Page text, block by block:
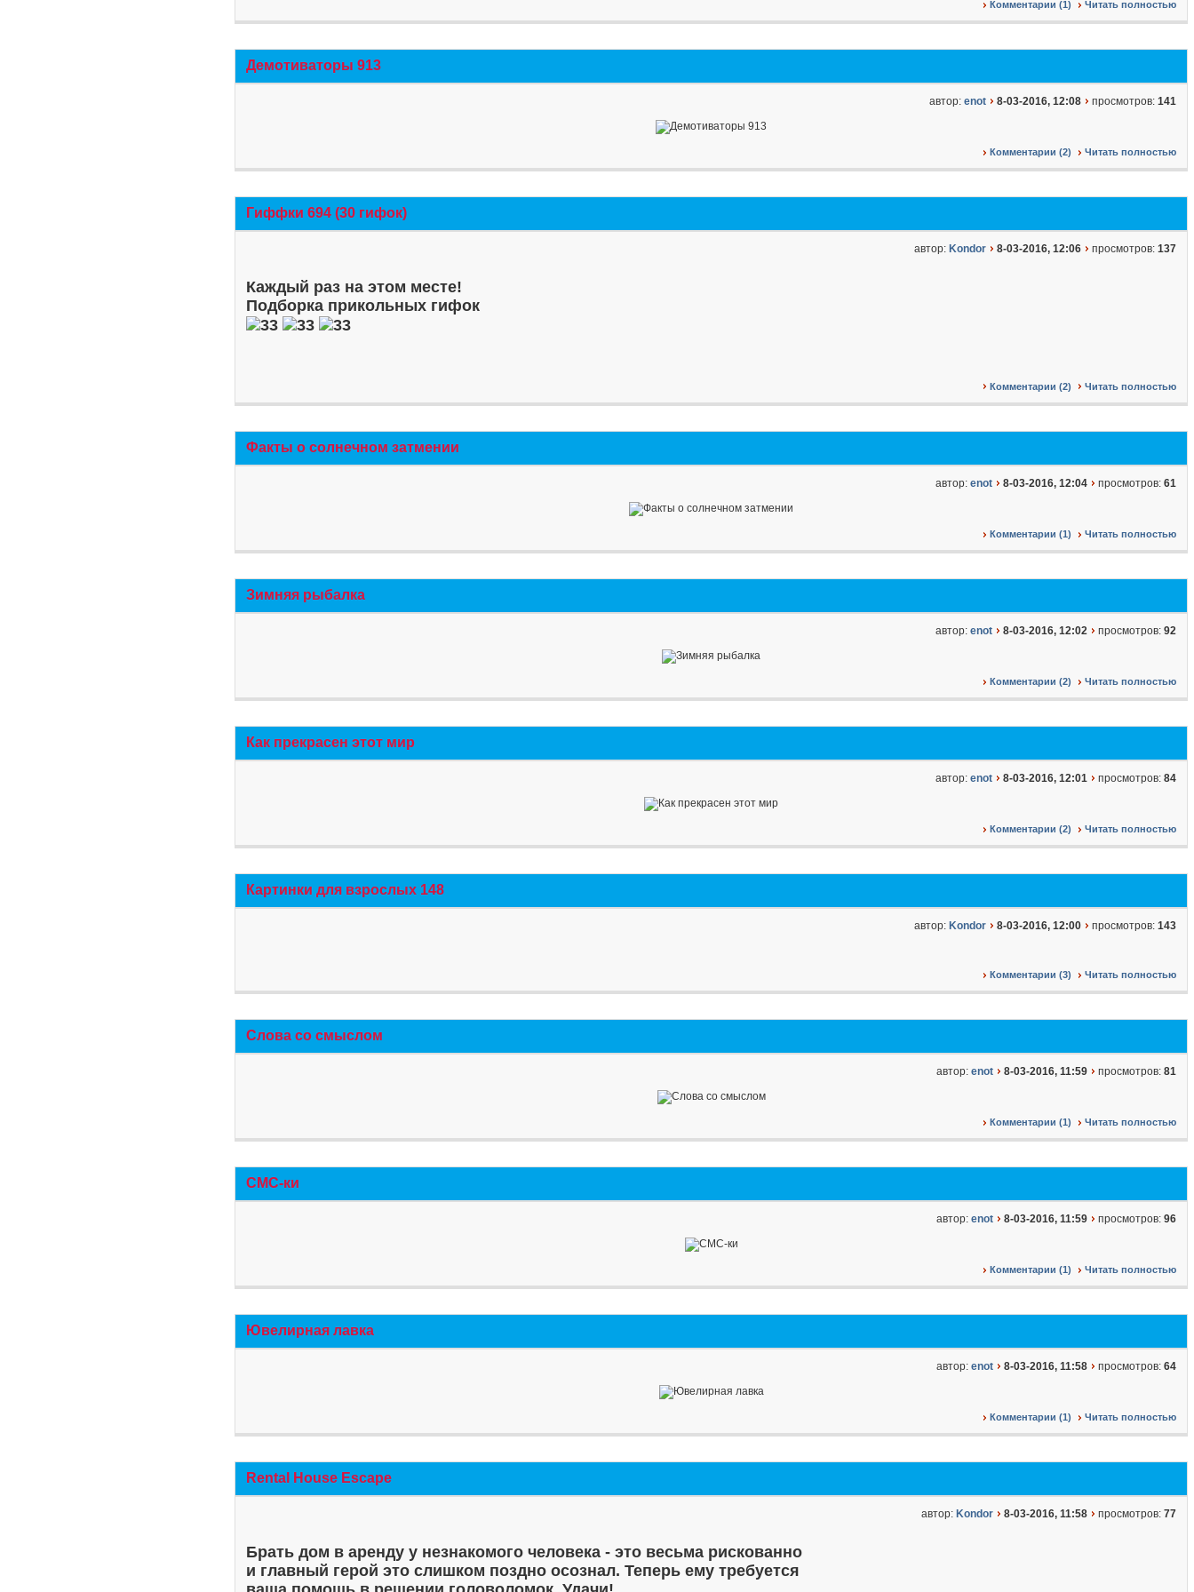
Комментарии (1) Читать полностью
Демотиваторы 913
автор: enot 8-03-2016, 12:08 просмотров: 141
Комментарии (2) Читать полностью
Гиффки 694 (30 гифок)
автор: Kondor 8-03-2016, 12:06 просмотров: 137
Каждый раз на этом месте!
Подборка прикольных гифок
Комментарии (2) Читать полностью
Факты о солнечном затмении
автор: enot 8-03-2016, 12:04 просмотров: 61
Комментарии (1) Читать полностью
Зимняя рыбалка
автор: enot 8-03-2016, 12:02 просмотров: 92
Комментарии (2) Читать полностью
Как прекрасен этот мир
автор: enot 8-03-2016, 12:01 просмотров: 84
Комментарии (2) Читать полностью
Картинки для взрослых 148
автор: Kondor 8-03-2016, 12:00 просмотров: 143
Комментарии (3) Читать полностью
Слова со смыслом
автор: enot 8-03-2016, 11:59 просмотров: 81
Комментарии (1) Читать полностью
СМС-ки
автор: enot 8-03-2016, 11:59 просмотров: 96
Комментарии (1) Читать полностью
Ювелирная лавка
автор: enot 8-03-2016, 11:58 просмотров: 64
Комментарии (1) Читать полностью
Rental House Escape
автор: Kondor 8-03-2016, 11:58 просмотров: 77
Брать дом в аренду у незнакомого человека - это весьма рискованно
и главный герой это слишком поздно осознал. Теперь ему требуется